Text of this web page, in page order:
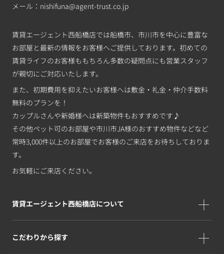
メール： nishifuna@agent-trust.co.jp
賃貸エージェント西船橋店では船橋市、市川市を中心に豊富な
お部屋と最新の情報をお客様へご提供しております。初めての
賃貸ライフのお客様ももちろん多数の疑問点にも営業スタッフ
が親切にご対応いたします。
また、初期費用を抑えたいお客様へは敷金・礼金・仲介手数料
無料のプランを！
カップルさんや新婚様へは新築物件もおすすめです♪
その他ペット可のお部屋や市川市JA様のおすすめ物件などなど
常時3,000件以上のお部屋でお客様のご来店をお待ちしておりま
す。
お気軽にご来店ください。
賃貸エージェント西船橋店について
こだわりから探す